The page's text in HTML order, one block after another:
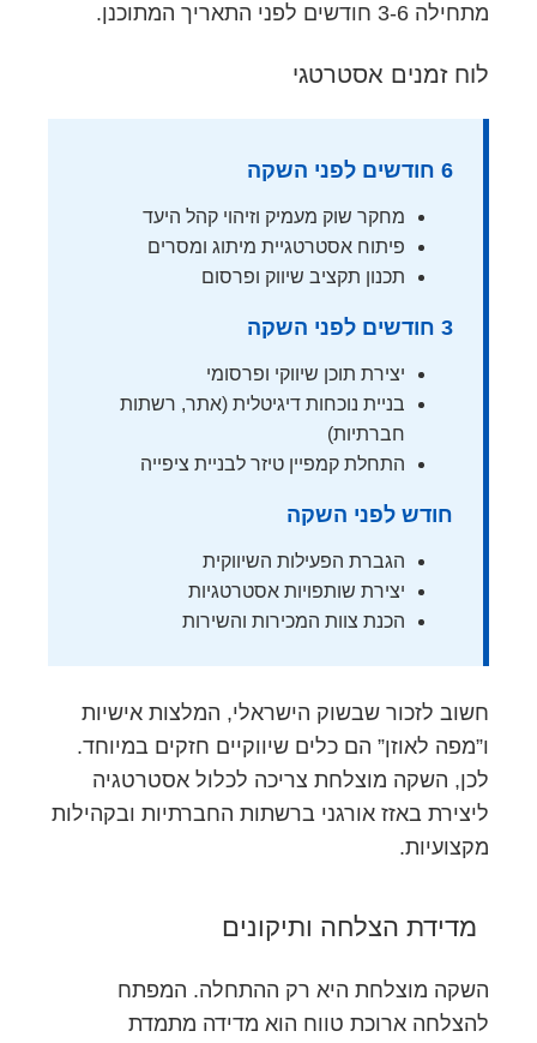
מתחילה 3-6 חודשים לפני התאריך המתוכנן.
לוח זמנים אסטרטגי
6 חודשים לפני השקה
מחקר שוק מעמיק וזיהוי קהל היעד
פיתוח אסטרטגיית מיתוג ומסרים
תכנון תקציב שיווק ופרסום
3 חודשים לפני השקה
יצירת תוכן שיווקי ופרסומי
בניית נוכחות דיגיטלית (אתר, רשתות
חברתיות)
התחלת קמפיין טיזר לבניית ציפייה
חודש לפני השקה
הגברת הפעילות השיווקית
יצירת שותפויות אסטרטגיות
הכנת צוות המכירות והשירות
חשוב לזכור שבשוק הישראלי, המלצות אישיות
ו”מפה לאוזן” הם כלים שיווקיים חזקים במיוחד.
לכן, השקה מוצלחת צריכה לכלול אסטרטגיה
ליצירת באזז אורגני ברשתות החברתיות ובקהילות
מקצועיות.
מדידת הצלחה ותיקונים
השקה מוצלחת היא רק ההתחלה. המפתח
להצלחה ארוכת טווח הוא מדידה מתמדת